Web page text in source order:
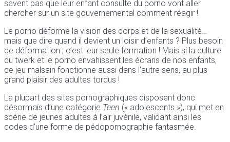
savent pas que leur enfant consulte du porno vont aller
chercher sur un site gouvernemental comment réagir !
Le porno déforme la vision des corps et de la sexualité…
mais que dire quand il devient un loisir d’enfants ? Plus besoin
de déformation ; c’est leur seule formation ! Mais si la culture
du twerk et le porno envahissent les écrans de nos enfants,
ce jeu malsain fonctionne aussi dans l’autre sens, au plus
grand plaisir des adultes tordus !
La plupart des sites pornographiques disposent donc
désormais d’une catégorie Teen (« adolescents »), qui met en
scène de jeunes adultes à l’air juvénile, validant ainsi les
codes d’une forme de pédopornographie fantasmée.